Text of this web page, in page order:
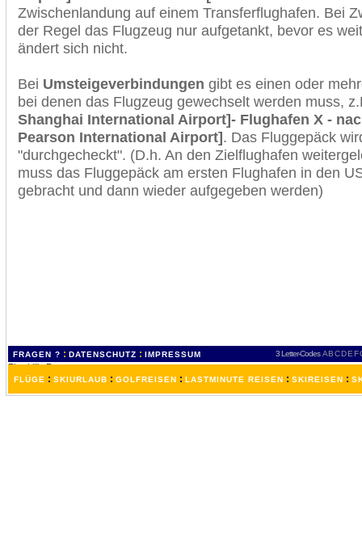
Zwischenlandung auf einem Transferflughafen. Bei
der Regel das Flugzeug nur aufgetankt, bevor es
ändert sich nicht.
Bei Umsteigeverbindungen gibt es einen oder
bei denen das Flugzeug gewechselt werden muss,
Shanghai International Airport]- Flughafen X -
Pearson International Airport]. Das Fluggepäck
"durchgecheckt". (D.h. An den Zielflughafen
muss das Fluggepäck am ersten Flughafen in den
gebracht und dann wieder aufgegeben werden)
FRAGEN ? : DATENSCHUTZ : IMPRESSUM 3 Letter-Codes ABCDEF
FLÜGE : SKIURLAUB : GOLFREISEN : LASTMINUTE REISEN : SKIREISEN :